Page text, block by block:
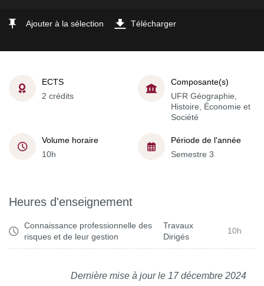
Ajouter à la sélection Télécharger
ECTS
2 crédits
Composante(s)
UFR Géographie,
Histoire, Économie et
Société
Volume horaire
10h
Période de l'année
Semestre 3
Heures d'enseignement
Connaissance professionnelle des
risques et de leur gestion
Travaux
Dirigés
10h
Dernière mise à jour le 17 décembre 2024